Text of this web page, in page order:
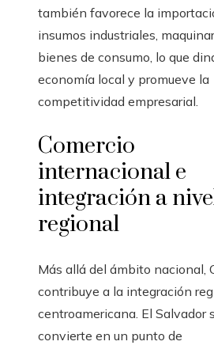
también favorece la
insumos industriales,
bienes de consumo, lo que
economía local y promueve la
competitividad empresarial.
Comercio
internacional e
integración a
regional
Más allá del ámbito nacional,
contribuye a la integración
centroamericana. El Salvador
convierte en un punto de